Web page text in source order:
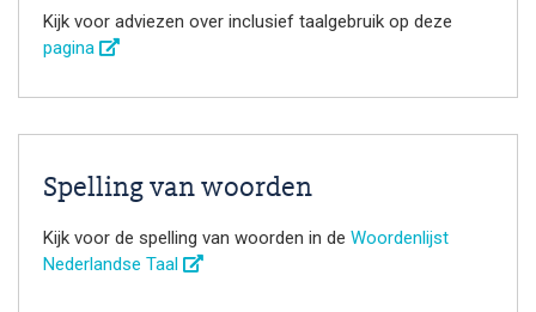
Kijk voor adviezen over inclusief taalgebruik op deze
pagina
Spelling van woorden
Kijk voor de spelling van woorden in de Woordenlijst
Nederlandse Taal